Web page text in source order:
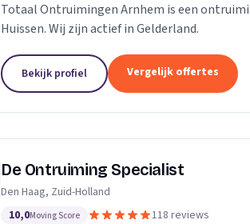
Totaal Ontruimingen Arnhem is een
Huissen. Wij zijn actief in Gelderland.
Bekijk profiel Vergelijk offertes
De Ontruiming Specialist
Den Haag, Zuid-Holland
10,0Moving Score 118 reviews